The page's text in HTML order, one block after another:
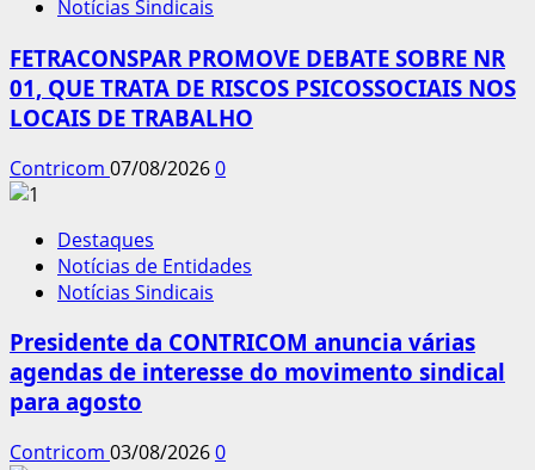
Notícias Sindicais
FETRACONSPAR PROMOVE DEBATE SOBRE NR
01, QUE TRATA DE RISCOS PSICOSSOCIAIS NOS
LOCAIS DE TRABALHO
Contricom 07/08/20260
Destaques
Notícias de Entidades
Notícias Sindicais
Presidente da CONTRICOM anuncia várias
agendas de interesse do movimento sindical
para agosto
Contricom 03/08/20260